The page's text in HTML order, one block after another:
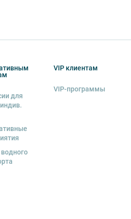
для
VIP клиентам
VIP-программы